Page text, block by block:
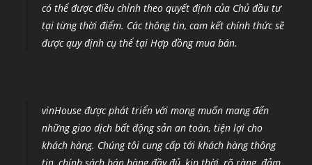
có thể được điều chỉnh theo quyết định của Chủ đầu tư
tại từng thời điểm. Các thông tin, cam kết chính thức sẽ
được quy định cụ thể tại Hợp đồng mua bán.
vinHouse được phát triển với mong muốn mang đến
những giao dịch bất động sản an toàn, tiện lợi cho
khách hàng. Chúng tôi cung cấp tới khách hàng thông
tin, chính sách bán hàng đầy đủ, kịp thời, rõ ràng, đảm